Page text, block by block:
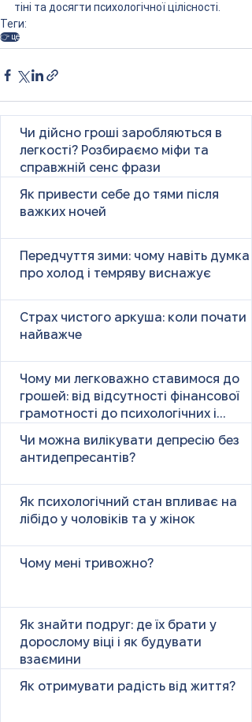
тіні та досягти психологічної цілісності.
Теги:
👉 це
Чи дійсно гроші заробляються в
легкості? Розбираємо міфи та
справжній сенс фрази
Як привести себе до тями після
важких ночей
Передчуття зими: чому навіть думка
про холод і темряву виснажує
Страх чистого аркуша: коли почати
найважче
Чому ми легковажно ставимося до
грошей: від відсутності фінансової
грамотності до психологічних і
Чи можна вилікувати депресію без
антидепресантів?
Як психологічний стан впливає на
лібідо у чоловіків та у жінок
Чому мені тривожно?
Як знайти подруг: де їх брати у
дорослому віці і як будувати
взаємини
Як отримувати радість від життя?